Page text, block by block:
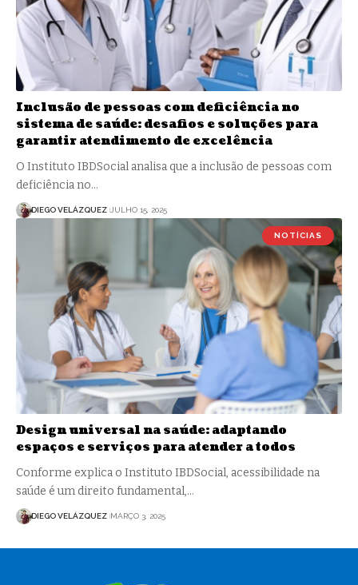
Inclusão de pessoas com deficiência no
sistema de saúde: desafios e soluções para
garantir atendimento de excelência
O Instituto IBDSocial analisa que a inclusão de pessoas com
deficiência no…
DIEGO VELÁZQUEZ JULHO 15, 2025
NOTÍCIAS
Design universal na saúde: adaptando
espaços e serviços para atender a todos
Conforme explica o Instituto IBDSocial, acessibilidade na
saúde é um direito fundamental,…
DIEGO VELÁZQUEZ MARÇO 3, 2025